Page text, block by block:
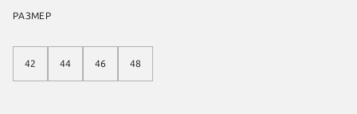
РАЗМЕР
42 44 46 48